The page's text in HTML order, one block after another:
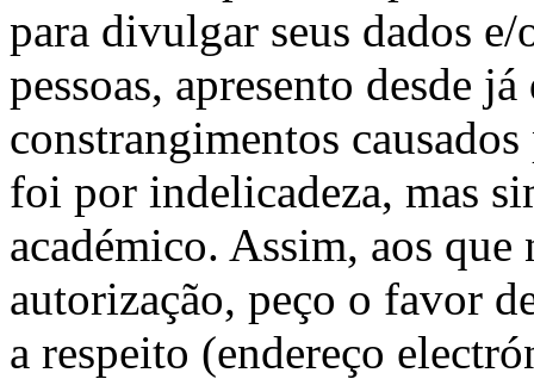
para divulgar seus dados
pessoas, apresento desde
constrangimentos
foi por indelicadeza, mas
académico. Assim, aos
autorização, peço o favor
a respeito (endereço